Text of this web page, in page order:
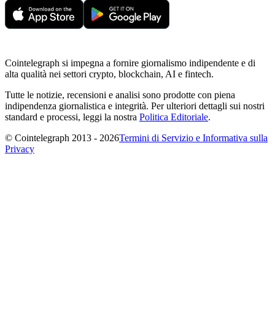
Cointelegraph si impegna a fornire giornalismo indipendente e di
alta qualità nei settori crypto, blockchain, AI e fintech.
Tutte le notizie, recensioni e analisi sono prodotte con piena
indipendenza giornalistica e integrità. Per ulteriori dettagli sui nostri
standard e processi, leggi la nostra Politica Editoriale.
© Cointelegraph 2013 - 2026Termini di Servizio e Informativa sulla
Privacy